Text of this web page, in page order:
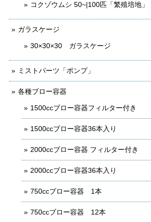
コクゾウムシ 50~|100匹「繁殖培地
ガラスケージ
30×30×30 ガラスケージ
ミストパーツ「ポンプ」
各種ブロー容器
1500ccブロー容器フィルター付き
1500ccブロー容器36本入り
2000ccブロー容器 フィルター付き
2000ccブロー容器36本入り
750ccブロー容器 1本
750ccブロー容器 12本